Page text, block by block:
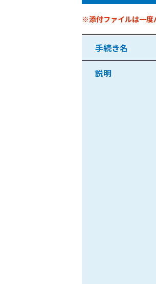
※添付ファイルは一度
手続き名
説明